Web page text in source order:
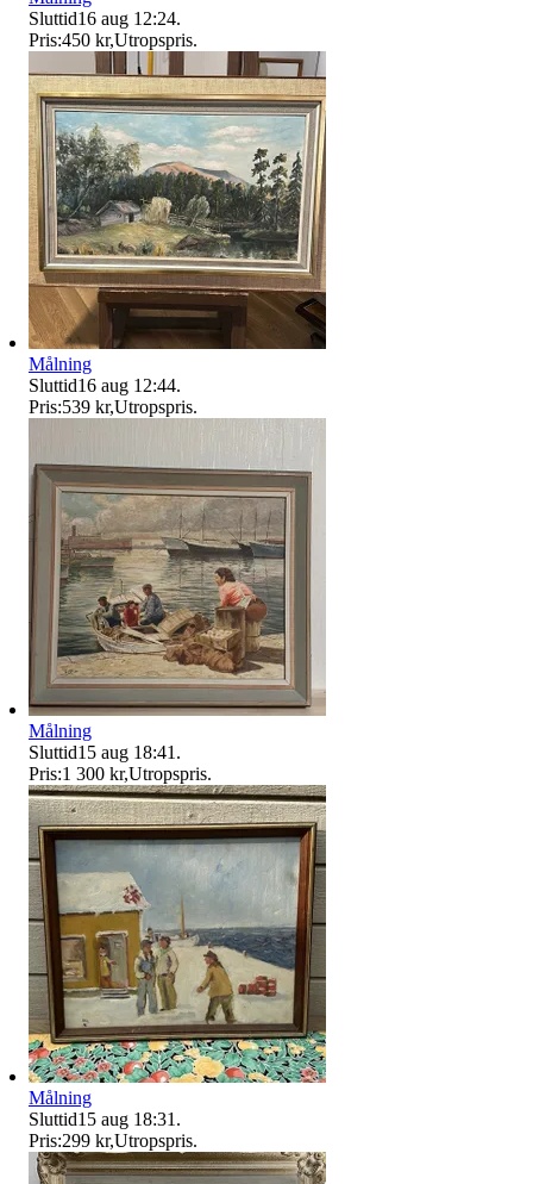
Sluttid16 aug 12:24.
Pris:450 kr,Utropspris.
Målning
Sluttid16 aug 12:44.
Pris:539 kr,Utropspris.
Målning
Sluttid15 aug 18:41 .
Pris:1 300 kr,Utropspris.
Målning
Sluttid15 aug 18:31 .
Pris:299 kr,Utropspris.